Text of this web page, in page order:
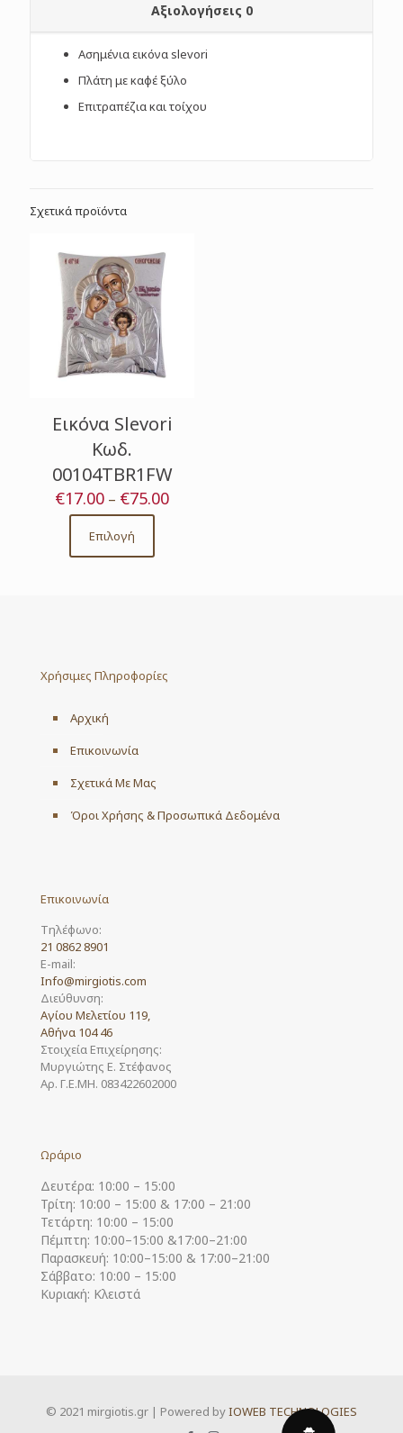
Αξιολογήσεις 0
Ασημένια εικόνα slevori
Πλάτη με καφέ ξύλο
Επιτραπέζια και τοίχου
Σχετικά προϊόντα
Εικόνα Slevori
Κωδ.
00104TBR1FW
€17.00 – €75.00Price
Επιλογή
This
product
be
on
product
Χρήσιμες Πληροφορίες
Αρχική
Επικοινωνία
Σχετικά Με Μας
Όροι Χρήσης & Προσωπικά Δεδομένα
Επικοινωνία
Τηλέφωνο:
21 0862 8901
E-mail:
Info@mirgiotis.com
Διεύθυνση:
Αγίου Μελετίου 119,
Αθήνα 104 46
Στοιχεία Επιχείρησης:
Μυργιώτης Ε. Στέφανος
Αρ. Γ.Ε.ΜΗ. 083422602000
Ωράριο
Δευτέρα: 10:00 – 15:00
Τρίτη: 10:00 – 15:00 & 17:00 – 21:00
Τετάρτη: 10:00 – 15:00
Πέμπτη: 10:00–15:00 &17:00–21:00
Παρασκευή: 10:00–15:00 & 17:00–21:00
Σάββατο: 10:00 – 15:00
Κυριακή: Κλειστά
© 2021 mirgiotis.gr | Powered byIOWEB TECHNOLOGIES